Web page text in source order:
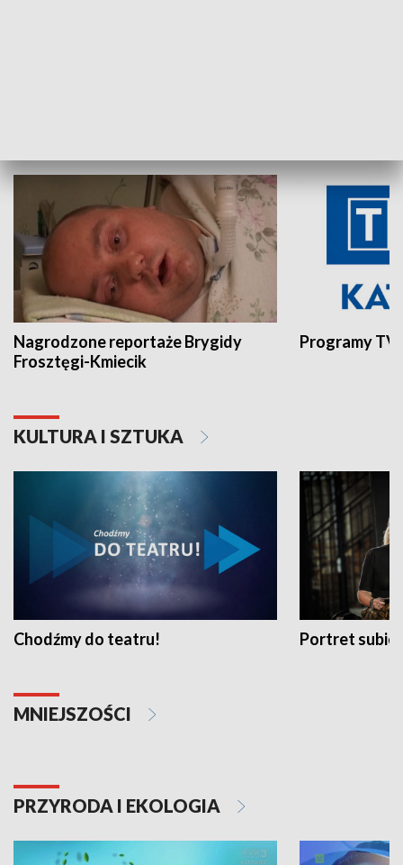
Nagrodzone reportaże Brygidy
Frosztęgi-Kmiecik
Programy
KULTURA I SZTUKA
Chodźmy do teatru! Portret
MNIEJSZOŚCI
PRZYRODA I EKOLOGIA